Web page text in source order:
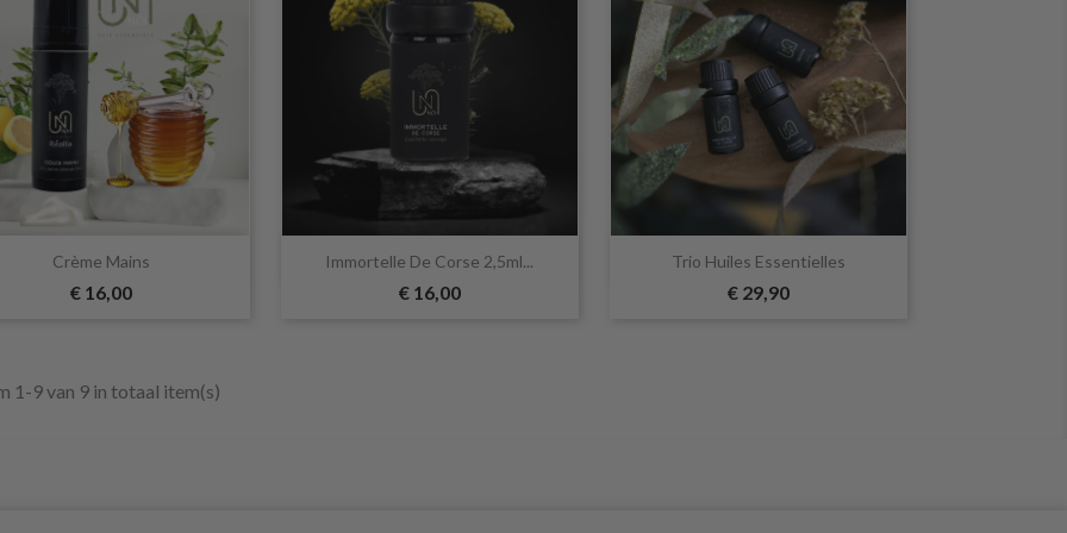
Crème Mains
€ 16,00
Snel bekijken Immortelle De Corse 2,5ml...
€ 16,00
Snel bekijken Trio Huiles Essentielles
€ 29,90
Snel bekijken
1-9 van 9 in totaal item(s)